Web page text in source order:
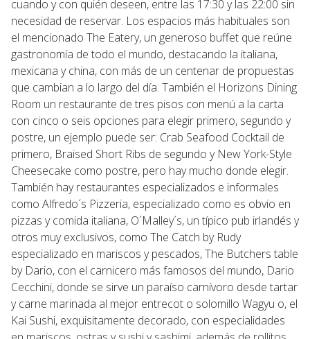
cuando y con quién deseen, entre las 17:30 y las 22:00 sin
necesidad de reservar. Los espacios más habituales son
el mencionado The Eatery, un generoso buffet que reúne
gastronomía de todo el mundo, destacando la italiana,
mexicana y china, con más de un centenar de propuestas
que cambian a lo largo del día. También el Horizons Dining
Room un restaurante de tres pisos con menú a la carta
con cinco o seis opciones para elegir primero, segundo y
postre, un ejemplo puede ser: Crab Seafood Cocktail de
primero, Braised Short Ribs de segundo y New York-Style
Cheesecake como postre, pero hay mucho donde elegir.
También hay restaurantes especializados e informales
como Alfredo´s Pizzeria, especializado como es obvio en
pizzas y comida italiana, O´Malley´s, un típico pub irlandés y
otros muy exclusivos, como The Catch by Rudy
especializado en mariscos y pescados, The Butchers table
by Dario, con el carnicero más famosos del mundo, Dario
Cecchini, donde se sirve un paraíso carnívoro desde tartar
y carne marinada al mejor entrecot o solomillo Wagyu o, el
Kai Sushi, exquisitamente decorado, con especialidades